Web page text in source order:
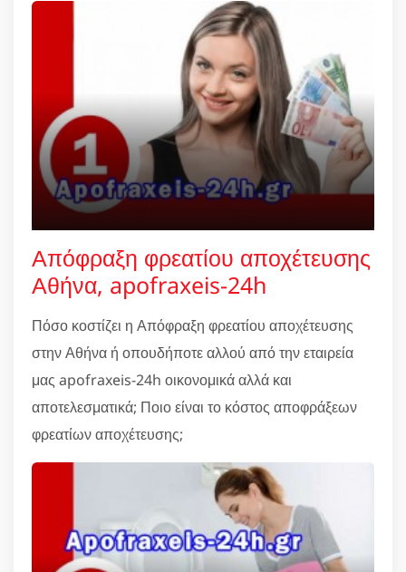
Απόφραξη φρεατίου αποχέτευσης
Αθήνα, apofraxeis-24h
Πόσο κοστίζει η Απόφραξη φρεατίου αποχέτευσης
στην Αθήνα ή οπουδήποτε αλλού από την εταιρεία
μας apofraxeis-24h οικονομικά αλλά και
αποτελεσματικά; Ποιο είναι το κόστος αποφράξεων
φρεατίων αποχέτευσης;